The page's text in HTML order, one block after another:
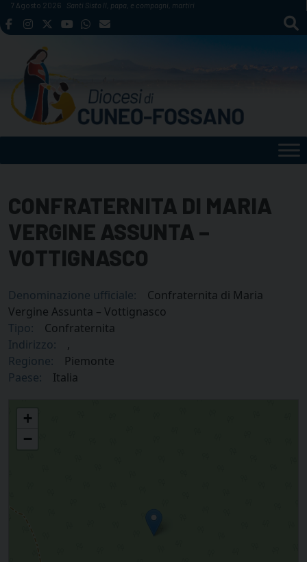
Skip
to
7 Agosto 2026 Santi Sisto II, papa, e compagni, martiri
CONFRATERNITA DI MARIA
VERGINE ASSUNTA –
VOTTIGNASCO
Denominazione ufficiale:
Confraternita di Maria
Vergine Assunta – Vottignasco
Tipo:
Confraternita
Indirizzo:
,
Regione:
Piemonte
Paese:
Italia
+
−